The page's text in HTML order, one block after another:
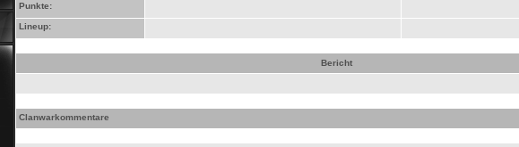
Punkte:
Lineup:
Bericht
Clanwarkommentare